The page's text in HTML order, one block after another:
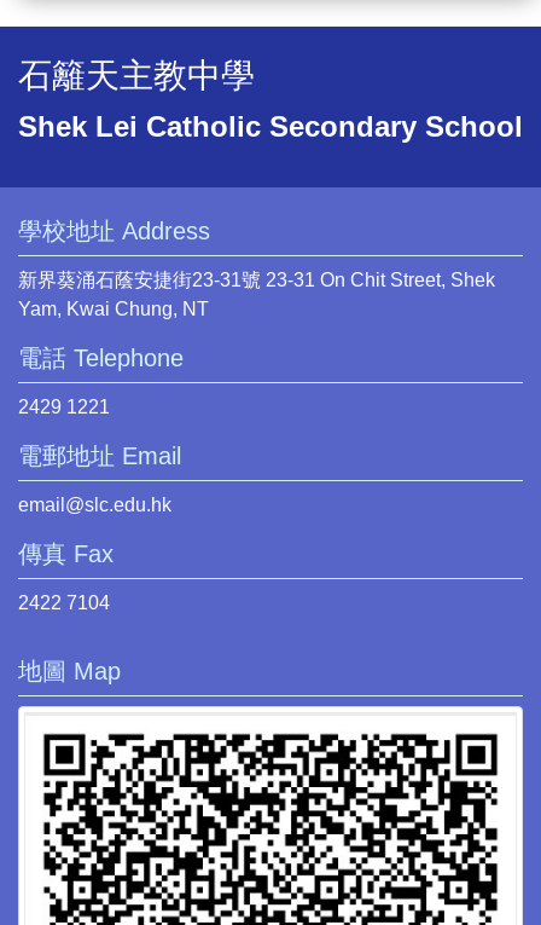
石籬天主教中學
Shek Lei Catholic Secondary School
學校地址 Address
新界葵涌石蔭安捷街23-31號 23-31 On Chit Street, Shek
Yam, Kwai Chung, NT
電話 Telephone
2429 1221
電郵地址 Email
email@slc.edu.hk
傳真 Fax
2422 7104
地圖 Map